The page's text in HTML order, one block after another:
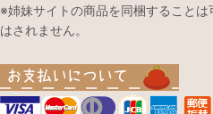
※姉妹サイトの商品を同梱すること
はされません。